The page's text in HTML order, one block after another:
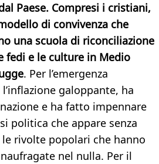
Paese. Compresi i cristiani,
di convivenza che
una scuola di riconciliazione
fedi e le culture in Medio
. Per l’emergenza
galoppante, ha
e ha fatto impennare
politica che appare senza
rivolte popolari che hanno
nel nulla. Per il